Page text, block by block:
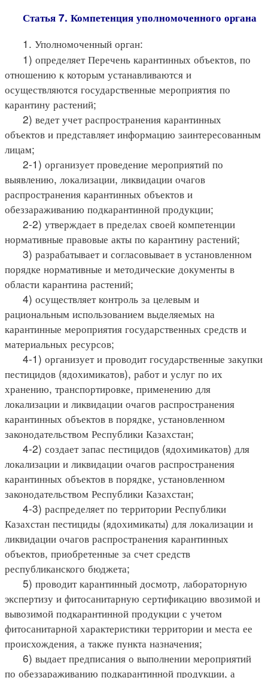
Статья 7. Компетенция уполномоченного органа
1. Уполномоченный орган:
1) определяет Перечень карантинных объектов, по
отношению к которым устанавливаются и
осуществляются государственные мероприятия по
карантину растений;
2) ведет учет распространения карантинных
объектов и представляет информацию заинтересованным
лицам;
2-1) организует проведение мероприятий по
выявлению, локализации, ликвидации очагов
распространения карантинных объектов и
обеззараживанию подкарантинной продукции;
2-2) утверждает в пределах своей компетенции
нормативные правовые акты по карантину растений;
3) разрабатывает и согласовывает в установленном
порядке нормативные и методические документы в
области карантина растений;
4) осуществляет контроль за целевым и
рациональным использованием выделяемых на
карантинные мероприятия государственных средств и
материальных ресурсов;
4-1) организует и проводит государственные закупки
пестицидов (ядохимикатов), работ и услуг по их
хранению, транспортировке, применению для
локализации и ликвидации очагов распространения
карантинных объектов в порядке, установленном
законодательством Республики Казахстан;
4-2) создает запас пестицидов (ядохимикатов) для
локализации и ликвидации очагов распространения
карантинных объектов в порядке, установленном
законодательством Республики Казахстан;
4-3) распределяет по территории Республики
Казахстан пестициды (ядохимикаты) для локализации и
ликвидации очагов распространения карантинных
объектов, приобретенные за счет средств
республиканского бюджета;
5) проводит карантинный досмотр, лабораторную
экспертизу и фитосанитарную сертификацию ввозимой и
вывозимой подкарантинной продукции с учетом
фитосанитарной характеристики территории и места ее
происхождения, а также пункта назначения;
6) выдает предписания о выполнении мероприятий
по обеззараживанию подкарантинной продукции, а